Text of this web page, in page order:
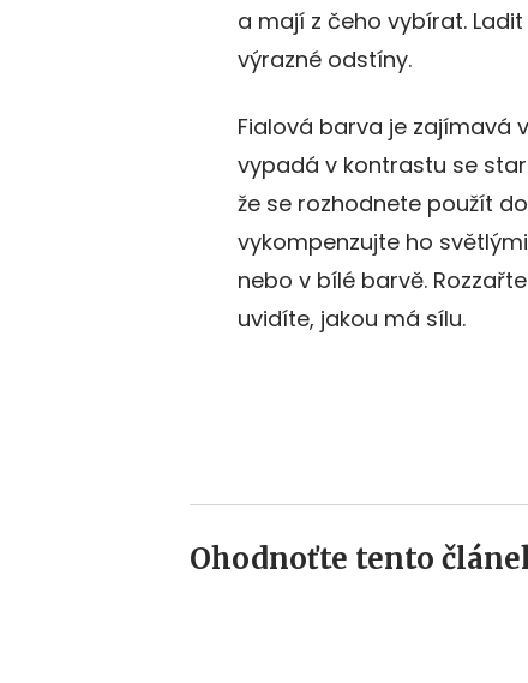
a mají z čeho vybírat.
výrazné odstíny.
Fialová barva je zajímavá
vypadá v kontrastu se
že se rozhodnete použít
vykompenzujte ho
nebo v bílé barvě.
uvidíte, jakou má sílu.
Ohodnoťte tento